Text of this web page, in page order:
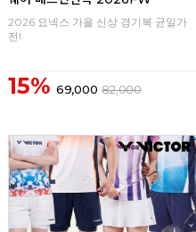
2026 요넥스 가을 신상 경기복 균일가
전!
15% 69,000 82,000